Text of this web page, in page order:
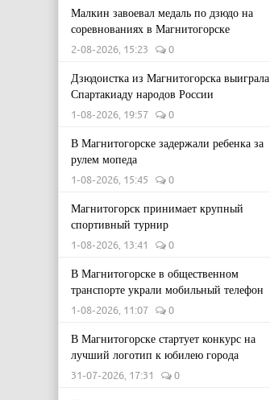
Малкин завоевал медаль по дзюдо на
соревнованиях в Магнитогорске
2-08-2026, 15:23 0
Дзюдоистка из Магнитогорска выиграла
Спартакиаду народов России
1-08-2026, 19:57 0
В Магнитогорске задержали ребенка за
рулем мопеда
1-08-2026, 15:45 0
Магнитогорск принимает крупный
спортивный турнир
1-08-2026, 13:41 0
В Магнитогорске в общественном
транспорте украли мобильный телефон
1-08-2026, 11:07 0
В Магнитогорске стартует конкурс на
лучший логотип к юбилею города
31-07-2026, 17:31 0